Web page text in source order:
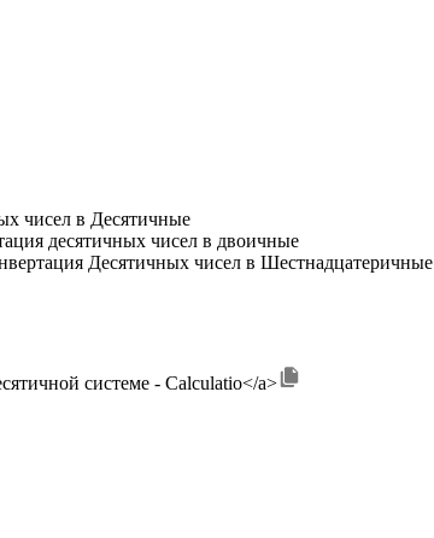
чисел в Десятичные
десятичных чисел в двоичные
Десятичных чисел в Шестнадцатеричные
системе - Calculatio</a>